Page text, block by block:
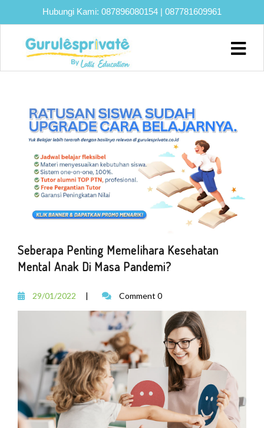
Hubungi Kami: 087896080154 | 087781609961
Home
Program
Bimbel
SNBT
Lainnya
Seberapa Penting Memelihara Kesehatan
Mental Anak Di Masa Pandemi?
29/01/2022 | Comment 0